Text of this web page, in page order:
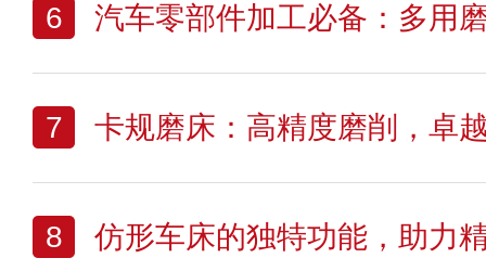
6 汽车零部件加工必备：多用
7 卡规磨床：高精度磨削，卓
8 仿形车床的独特功能，助力